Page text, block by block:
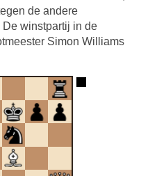
de andere
winstpartij in de
Simon Williams